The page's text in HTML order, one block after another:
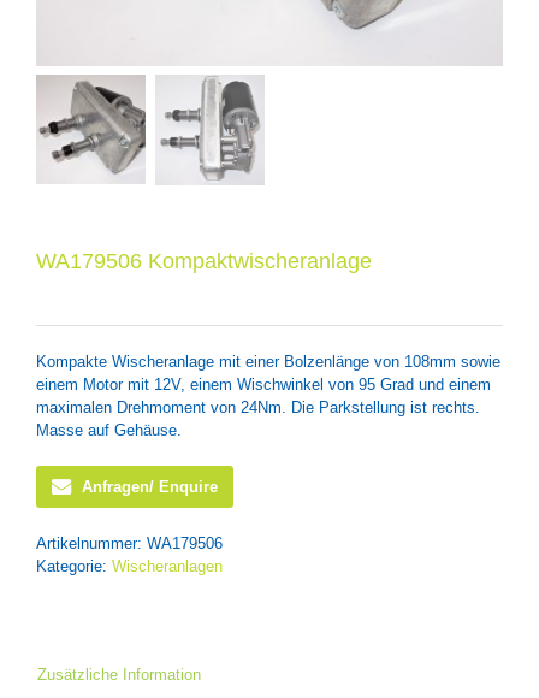
WA179506 Kompaktwischeranlage
Kompakte Wischeranlage mit einer Bolzenlänge von 108mm sowie
einem Motor mit 12V, einem Wischwinkel von 95 Grad und einem
maximalen Drehmoment von 24Nm. Die Parkstellung ist rechts.
Masse auf Gehäuse.
Anfragen/ Enquire
Artikelnummer: WA179506
Kategorie: Wischeranlagen
Zusätzliche Information